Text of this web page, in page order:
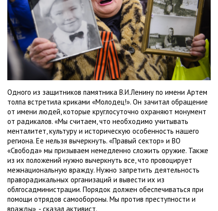
Одного из защитников памятника В.И.Ленину по имени Артем
толпа встретила криками «Молодец!». Он зачитал обращение
от имени людей, которые круглосуточно охраняют монумент
от радикалов. «Мы считаем, что необходимо учитывать
менталитет, культуру и историческую особенность нашего
региона. Ее нельзя вычеркнуть. «Правый сектор» и ВО
«Свобода» мы призываем немедленно сложить оружие. Также
из их положений нужно вычеркнуть все, что провоцирует
межнациональную вражду. Нужно запретить деятельность
праворадикальных организаций и вывести их из
облгосадминистрации. Порядок должен обеспечиваться при
помощи отрядов самообороны. Мы против преступности и
вражды», - сказал активист.